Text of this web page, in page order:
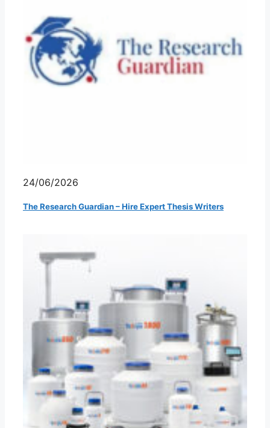
24/06/2026
The Research Guardian – Hire Expert Thesis Writers